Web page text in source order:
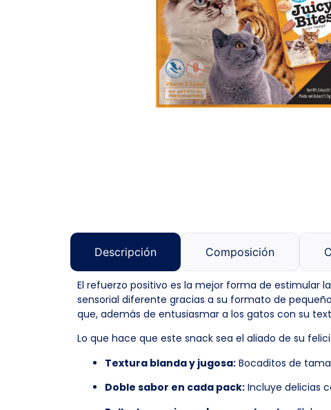
Descripción Composición
El refuerzo positivo es la mejor forma de estimular
sensorial diferente gracias a su formato de
que, además de entusiasmar a los gatos con su
Lo que hace que este snack sea el aliado de su
Textura blanda y jugosa: Bocaditos de
Doble sabor en cada pack: Incluye delicias